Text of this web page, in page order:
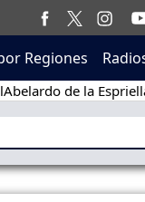
Regiones
Abelardo de la